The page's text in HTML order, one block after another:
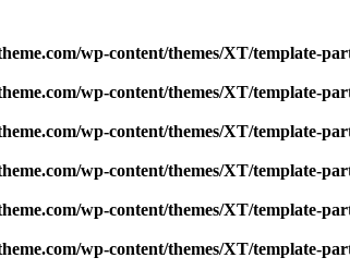
wp-content/themes/XT/template-
wp-content/themes/XT/template-
wp-content/themes/XT/template-
wp-content/themes/XT/template-
wp-content/themes/XT/template-
wp-content/themes/XT/template-